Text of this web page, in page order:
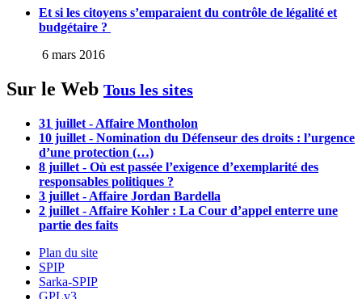
Et si les citoyens s’emparaient du contrôle de légalité et
budgétaire ?
6 mars 2016
Sur le Web Tous les sites
31 juillet - Affaire Montholon
10 juillet - Nomination du Défenseur des droits : l’urgence
d’une protection (…)
8 juillet - Où est passée l’exigence d’exemplarité des
responsables politiques ?
3 juillet - Affaire Jordan Bardella
2 juillet - Affaire Kohler : La Cour d’appel enterre une
partie des faits
Plan du site
SPIP
Sarka-SPIP
GPLv3